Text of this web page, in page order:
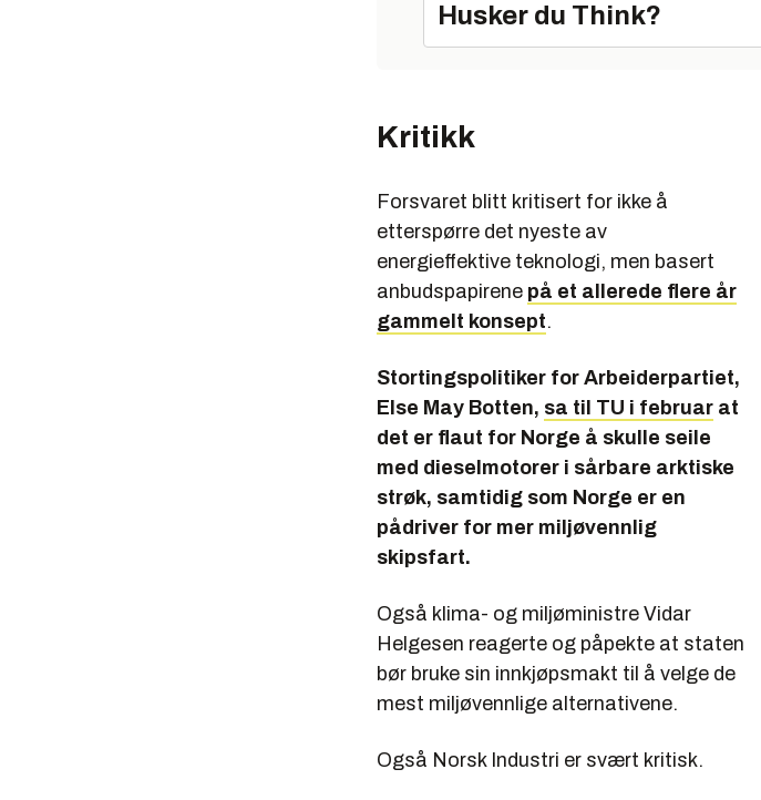
Husker du Think?
Kritikk
Forsvaret blitt kritisert for ikke å
etterspørre det nyeste av
energieffektive teknologi, men basert
anbudspapirene på et allerede flere år
gammelt konsept.
Stortingspolitiker for Arbeiderpartiet,
Else May Botten, sa til TU i februar at
det er flaut for Norge å skulle seile
med dieselmotorer i sårbare arktiske
strøk, samtidig som Norge er en
pådriver for mer miljøvennlig
skipsfart.
Også klima- og miljøministre Vidar
Helgesen reagerte og påpekte at staten
bør bruke sin innkjøpsmakt til å velge de
mest miljøvennlige alternativene.
Også Norsk Industri er svært kritisk.